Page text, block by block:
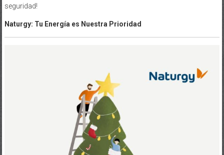
seguridad!
Naturgy: Tu Energía es Nuestra Prioridad